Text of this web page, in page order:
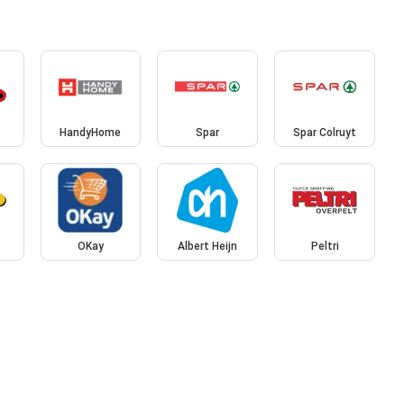
HandyHome Spar Spar Colruyt
OKay Albert Heijn Peltri